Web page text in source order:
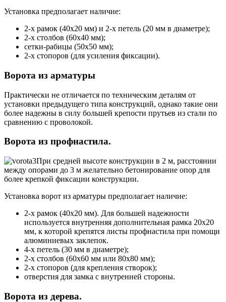
Установка предполагает наличие:
2-х рамок (40х20 мм) и 2-х петель (20 мм в диаметре);
2-х столбов (60х40 мм);
сетки-рабицы (50х50 мм);
2-х стопоров (для усиления фиксации).
Ворота из арматуры
Практически не отличается по техническим деталям от
установки предыдущего типа конструкций, однако такие они
более надежны в силу большей крепости прутьев из стали по
сравнению с проволокой.
Ворота из профнастила.
При средней высоте конструкции в 2 м, расстоянии
между опорами до 3 м желательно бетонирование опор для
более крепкой фиксации конструкции.
Установка ворот из арматуры предполагает наличие:
2-х рамок (40х20 мм). Для большей надежности
используется внутренняя дополнительная рамка 20х20
мм, к которой крепятся листы профнастила при помощи
алюминиевых заклепок.
4-х петель (30 мм в диаметре);
2-х столбов (60х60 мм или 80х80 мм);
2-х стопоров (для крепления створок);
отверстия для замка с внутренней стороны.
Ворота из дерева.